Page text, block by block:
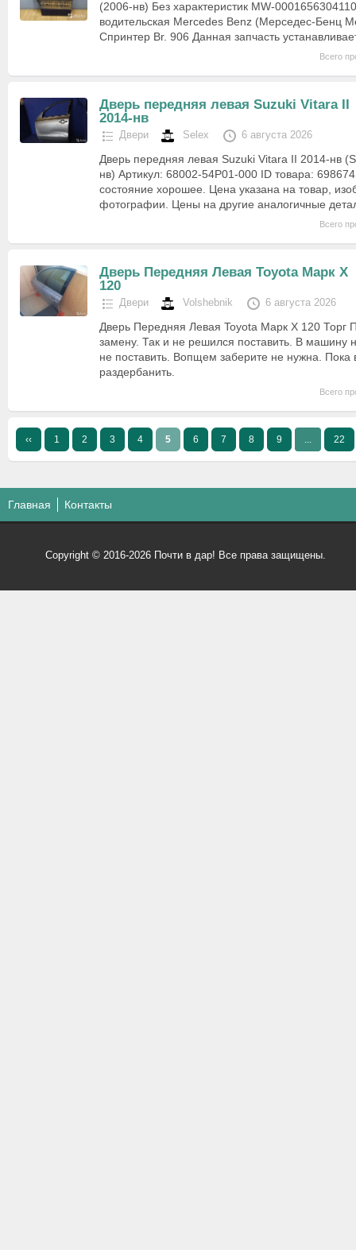
(2006-нв) Без характеристик MW-
водительская Mercedes Benz (Мерседес-Бенц
Спринтер Br. 906 Данная запчасть
Всего
Дверь передняя левая Suzuki Vitara II
2014-нв
Двери Selex 6 августа 2026
Дверь передняя левая Suzuki Vitara II 2014-нв
нв) Артикул: 68002-54P01-000 ID товара:
состояние хорошее. Цена указана на товар,
фотографии. Цены на другие аналогичные
Всего
Дверь Передняя Левая Toyota Марк X
120
Двери Volshebnik 6 августа 2026
Дверь Передняя Левая Toyota Марк X 120 Торг
замену. Так и не решился поставить. В машину
не поставить. Вопщем заберите не нужна. Пока
раздербанить.
Всего
‹‹ 1 2 3 4 5 6 7 8 9 ... 22
Главная Контакты
Copyright © 2016-2026 Почти в дар! Все права защищены.